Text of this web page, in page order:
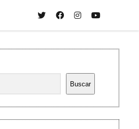
twitterfacebook
instagramyoutube
Buscar